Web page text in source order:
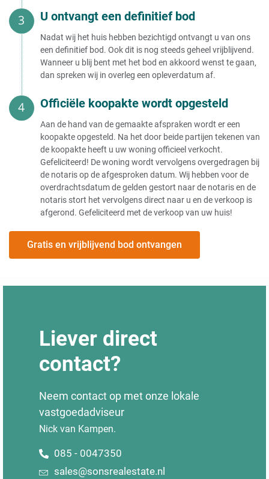
U ontvangt een definitief bod
Nadat wij het huis hebben bezichtigd ontvangt u van ons
een definitief bod. Ook dit is nog steeds geheel vrijblijvend.
Wanneer u blij bent met het bod en akkoord wenst te gaan,
dan spreken wij in overleg een opleverdatum af.
Officiële koopakte wordt opgesteld
Aan de hand van de gemaakte afspraken wordt er een
koopakte opgesteld. Na het door beide partijen tekenen van
de koopakte heeft u uw woning officieel verkocht.
Gefeliciteerd! De woning wordt vervolgens overgedragen bij
de notaris op de afgesproken datum. Wij hebben voor de
overdrachtsdatum de gelden gestort naar de notaris en de
notaris stort het vervolgens direct naar u en de verkoop is
afgerond. Gefeliciteerd met de verkoop van uw huis!
Gratis en vrijblijvend bod ontvangen
Liever direct
contact?
Neem contact op met onze lokale
vastgoedadviseur
Nick van Kampen.
085 - 0047350
sales@sonsrealestate.nl